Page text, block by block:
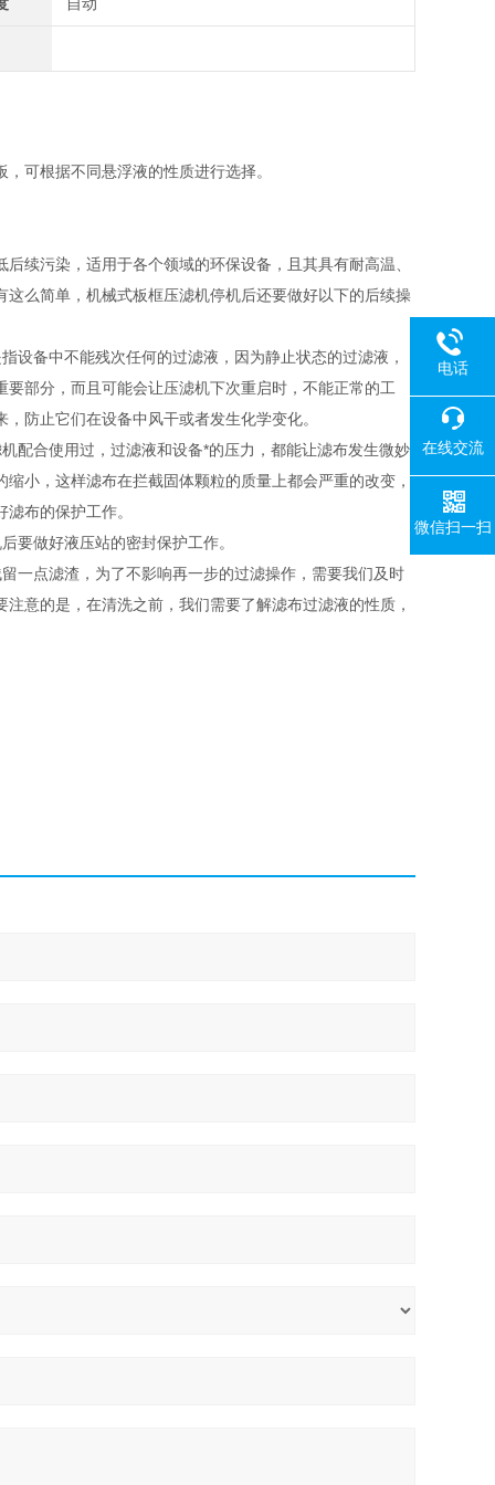
可根据不同悬浮液的性质进行选择。
续污染，适用于各个领域的环保设备，且其具有耐高温、
么简单，机械式板框压滤机停机后还要做好以下的后续操
备中不能残次任何的过滤液，因为静止状态的过滤液，
部分，而且可能会让压滤机下次重启时，不能正常的工
防止它们在设备中风干或者发生化学变化。
合使用过，过滤液和设备*的压力，都能让滤布发生微妙
小，这样滤布在拦截固体颗粒的质量上都会严重的改变，
布的保护工作。
做好液压站的密封保护工作。
点滤渣，为了不影响再一步的过滤操作，需要我们及时
意的是，在清洗之前，我们需要了解滤布过滤液的性质，
电话
在线交流
微信扫一扫